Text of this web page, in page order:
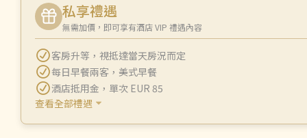
私享禮遇
無需加價，即可享有酒店 VIP 禮遇內容
客房升等 ， 視抵達當天房況而定
每日早餐兩客 ， 美式早餐
酒店抵用金 ， 單次 EUR 85
查看全部禮遇